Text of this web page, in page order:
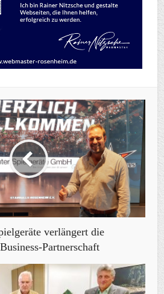
verlängert die
Partnerschaft